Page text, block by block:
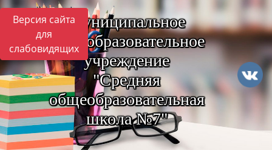
Версия сайта
для
слабовидящих
Муниципальное
общеобразовательное
учреждение
"Средняя
общеобразовательная
школа №7"